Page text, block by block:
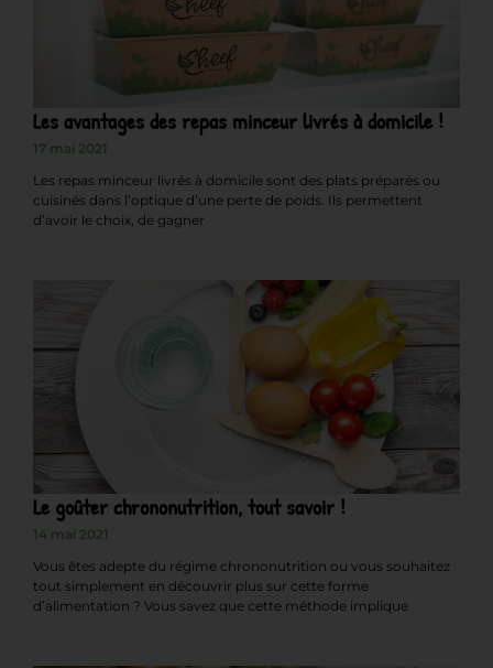
Les avantages des repas minceur livrés à domicile !
17 mai 2021
Les repas minceur livrés à domicile sont des plats préparés ou
cuisinés dans l’optique d’une perte de poids. Ils permettent
d’avoir le choix, de gagner
Le goûter chrononutrition, tout savoir !
14 mai 2021
Vous êtes adepte du régime chrononutrition ou vous souhaitez
tout simplement en découvrir plus sur cette forme
d’alimentation ? Vous savez que cette méthode implique